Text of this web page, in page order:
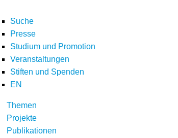
Suche
Presse
Studium und Promotion
Veranstaltungen
Stiften und Spenden
EN
Themen
Projekte
Publikationen
Home Über uns Schriften zum Umweltenergierecht
Teilen